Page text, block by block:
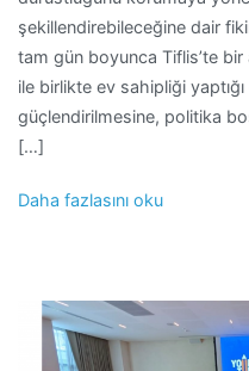
şekillendirebileceğine dair
tam gün boyunca Tiflis’te bir
ile birlikte ev sahipliği
güçlendirilmesine, politika
[…]
Daha fazlasını oku